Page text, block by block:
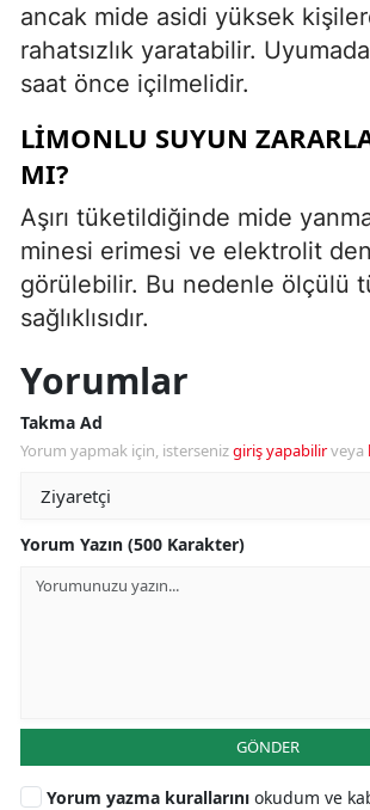
ancak mide asidi yüksek
rahatsızlık yaratabilir.
saat önce içilmelidir.
LIMONLU SUYUN
MI?
Aşırı tüketildiğinde mide
minesi erimesi ve elektrolit
görülebilir. Bu nedenle ölçülü
sağlıklısıdır.
Yorumlar
Takma Ad
Yorum yapmak için, istersenizgiriş yapabilirveya
Yorum Yazın (500 Karakter)
GÖNDER
Yorum yazma kurallarını okudum ve